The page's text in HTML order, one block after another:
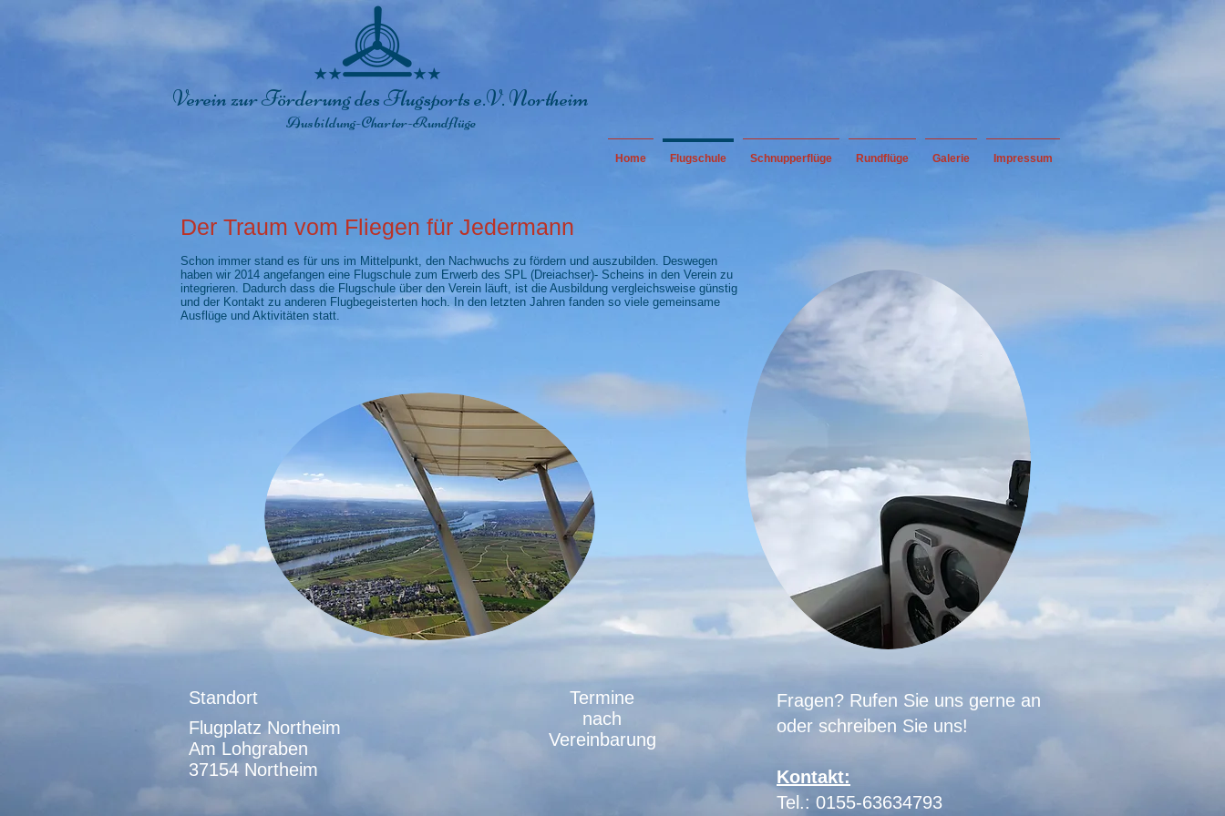
Verein zur Förderung des Flugsports e.V. Northeim
Ausbildung-Charter-Rundflüge
Home Flugschule Schnupperflüge Rundflüge Galerie Impressum
Der Traum vom Fliegen für Jedermann
Schon immer stand es für uns im Mittelpunkt, den Nachwuchs zu fördern und auszubilden. Deswegen
haben wir 2014 angefangen eine Flugschule zum Erwerb des SPL (Dreiachser)- Scheins in den Verein zu
integrieren. Dadurch dass die Flugschule über den Verein läuft, ist die Ausbildung vergleichsweise günstig
und der Kontakt zu anderen Flugbegeisterten hoch. In den letzten Jahren fanden so viele gemeinsame
Ausflüge und Aktivitäten statt.
Fragen? Rufen Sie uns gerne an
oder schreiben Sie uns!
Kontakt:
Tel.: 0155-63634793
Termine
nach
Vereinbarung
Standort
Flugplatz Northeim
Am Lohgraben
37154 Northeim